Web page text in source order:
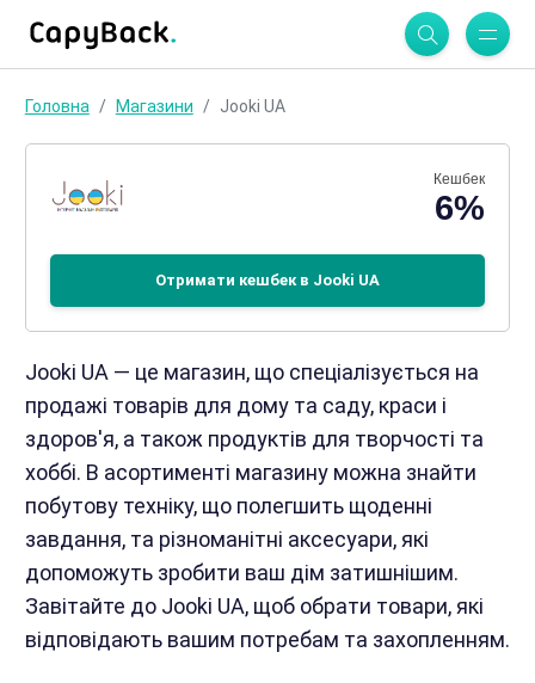
Головна Магазини Jooki UA
Кешбек
6%
Отримати кешбек в Jooki UA
Jooki UA — це магазин, що спеціалізується на
продажі товарів для дому та саду, краси і
здоров'я, а також продуктів для творчості та
хоббі. В асортименті магазину можна знайти
побутову техніку, що полегшить щоденні
завдання, та різноманітні аксесуари, які
допоможуть зробити ваш дім затишнішим.
Завітайте до Jooki UA, щоб обрати товари, які
відповідають вашим потребам та захопленням.